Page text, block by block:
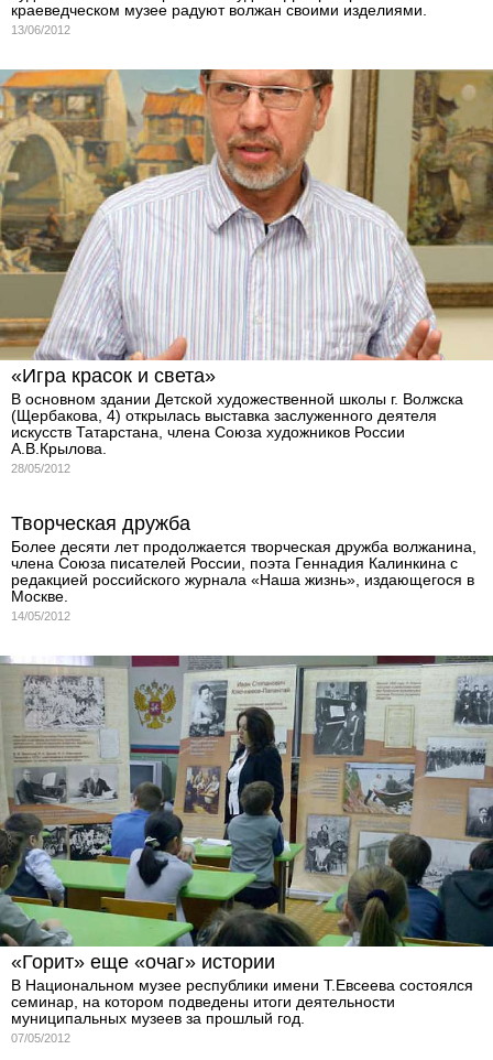
краеведческом музее радуют волжан своими изделиями.
13/06/2012
«Игра красок и света»
В основном здании Детской художественной школы г. Волжска
(Щербакова, 4) открылась выставка заслуженного деятеля
искусств Татарстана, члена Союза художников России
А.В.Крылова.
28/05/2012
Творческая дружба
Более десяти лет продолжается творческая дружба волжанина,
члена Союза писателей России, поэта Геннадия Калинкина с
редакцией российского журнала «Наша жизнь», издающегося в
Москве.
14/05/2012
«Горит» еще «очаг» истории
В Национальном музее республики имени Т.Евсеева состоялся
семинар, на котором подведены итоги деятельности
муниципальных музеев за прошлый год.
07/05/2012